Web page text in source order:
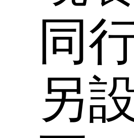
同
另